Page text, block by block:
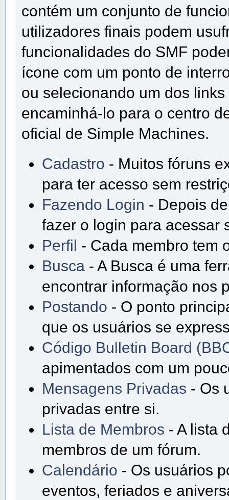
contém um conjunto de
utilizadores finais podem
funcionalidades do SMF
ícone com um ponto de
ou selecionando um dos
encaminhá-lo para o centro
oficial de Simple Machines.
Cadastro - Muitos fóruns
para ter acesso sem
Fazendo Login - Depois
fazer o login para acessar
Perfil - Cada membro tem
Busca - A Busca é uma
encontrar informação nos
Postando - O ponto
que os usuários se
Código Bulletin Board
apimentados com um
Mensagens Privadas - Os
privadas entre si.
Lista de Membros - A lista
membros de um fórum.
Calendário - Os usuários
eventos, feriados e